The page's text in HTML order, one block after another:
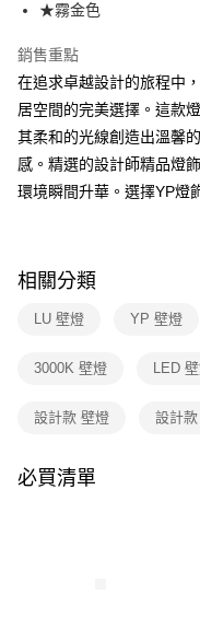
全盈+PAY
AFTEE先享後付
相關說明
【關於「AFTEE先享後付」】
AFTEE先享後付是「在收到
便利好安心！
１．於結帳方式選擇「
２．訂單成立數日內，您將
３．收到繳費通知簡訊後14
※ 請注意：結帳手續完成當
※ 交易是否成功請以「
新竹貨運宅配
★霧金色
銷售重點
在追求卓越設計的旅程中
居空間的完美選擇。這款
其柔和的光線創造出溫馨
感。精選的設計師精品燈
環境瞬間升華。選擇YP燈
相關分類
LU 壁燈 YP 壁燈
3000K 壁燈 LED
設計款 壁燈 設計
必買清單